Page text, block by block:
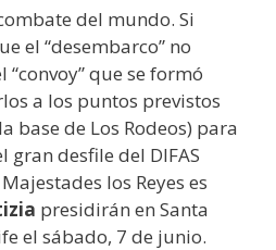
del mundo. Si
el “desembarco” no
“convoy” que se formó
a los puntos previstos
base de Los Rodeos) para
gran desfile del DIFAS
los Reyes es
presidirán en Santa
el sábado, 7 de junio.